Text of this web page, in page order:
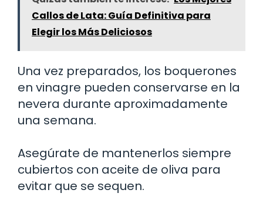
Callos de Lata: Guía Definitiva para
Elegir los Más Deliciosos
Una vez preparados, los boquerones
en vinagre pueden conservarse en la
nevera durante aproximadamente
una semana.
Asegúrate de mantenerlos siempre
cubiertos con aceite de oliva para
evitar que se sequen.